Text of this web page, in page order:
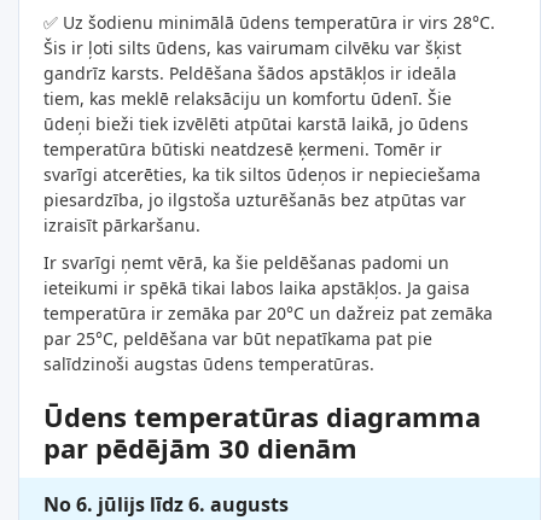
✅ Uz šodienu minimālā ūdens temperatūra ir virs 28°C.
Šis ir ļoti silts ūdens, kas vairumam cilvēku var šķist
gandrīz karsts. Peldēšana šādos apstākļos ir ideāla
tiem, kas meklē relaksāciju un komfortu ūdenī. Šie
ūdeņi bieži tiek izvēlēti atpūtai karstā laikā, jo ūdens
temperatūra būtiski neatdzesē ķermeni. Tomēr ir
svarīgi atcerēties, ka tik siltos ūdeņos ir nepieciešama
piesardzība, jo ilgstoša uzturēšanās bez atpūtas var
izraisīt pārkaršanu.
Ir svarīgi ņemt vērā, ka šie peldēšanas padomi un
ieteikumi ir spēkā tikai labos laika apstākļos. Ja gaisa
temperatūra ir zemāka par 20°C un dažreiz pat zemāka
par 25°C, peldēšana var būt nepatīkama pat pie
salīdzinoši augstas ūdens temperatūras.
Ūdens temperatūras diagramma
par pēdējām 30 dienām
No 6. jūlijs līdz 6. augusts